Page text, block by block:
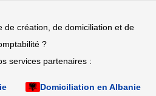
de création, de domiciliation et de
?
services partenaires :
Domiciliation en Albanie